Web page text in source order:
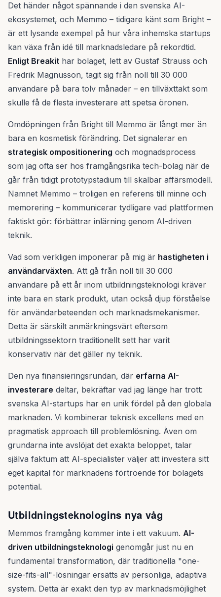
Det händer något spännande i den svenska AI-
ekosystemet, och Memmo – tidigare känt som Bright –
är ett lysande exempel på hur våra inhemska startups
kan växa från idé till marknadsledare på rekordtid.
Enligt Breakit har bolaget, lett av Gustaf Strauss och
Fredrik Magnusson, tagit sig från noll till 30 000
användare på bara tolv månader – en tillväxttakt som
skulle få de flesta investerare att spetsa öronen.
Omdöpningen från Bright till Memmo är långt mer än
bara en kosmetisk förändring. Det signalerar en
strategisk ompositionering och mognadsprocess
som jag ofta ser hos framgångsrika tech-bolag när de
går från tidigt prototypstadium till skalbar affärsmodell.
Namnet Memmo – troligen en referens till minne och
memorering – kommunicerar tydligare vad plattformen
faktiskt gör: förbättrar inlärning genom AI-driven
teknik.
Vad som verkligen imponerar på mig är hastigheten i
användarväxten. Att gå från noll till 30 000
användare på ett år inom utbildningsteknologi kräver
inte bara en stark produkt, utan också djup förståelse
för användarbeteenden och marknadsmekanismer.
Detta är särskilt anmärkningsvärt eftersom
utbildningssektorn traditionellt sett har varit
konservativ när det gäller ny teknik.
Den nya finansieringsrundan, där erfarna AI-
investerare deltar, bekräftar vad jag länge har trott:
svenska AI-startups har en unik fördel på den globala
marknaden. Vi kombinerar teknisk excellens med en
pragmatisk approach till problemlösning. Även om
grundarna inte avslöjat det exakta beloppet, talar
själva faktum att AI-specialister väljer att investera sitt
eget kapital för marknadens förtroende för bolagets
potential.
Utbildningsteknologins nya våg
Memmos framgång kommer inte i ett vakuum. AI-
driven utbildningsteknologi genomgår just nu en
fundamental transformation, där traditionella "one-
size-fits-all"-lösningar ersätts av personliga, adaptiva
system. Detta är exakt den typ av marknadsmöjlighet